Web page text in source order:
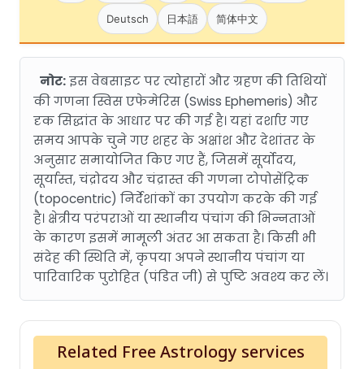
Deutsch 日本語 简体中文
नोट:इस वेबसाइट पर त्योहारों और ग्रहण की तिथियों
की गणना स्विस एफेमेरिस (Swiss Ephemeris) और
दृक सिद्धांत के आधार पर की गई है। यहां दर्शाए गए
समय आपके चुने गए शहर के अक्षांश और देशांतर के
अनुसार समायोजित किए गए हैं, जिसमें सूर्योदय,
सूर्यास्त, चंद्रोदय और चंद्रास्त की गणना टोपोसेंट्रिक
(topocentric) निर्देशांकों का उपयोग करके की गई
है। क्षेत्रीय परंपराओं या स्थानीय पंचांग की भिन्नताओं
के कारण इसमें मामूली अंतर आ सकता है। किसी भी
संदेह की स्थिति में, कृपया अपने स्थानीय पंचांग या
पारिवारिक पुरोहित (पंडित जी) से पुष्टि अवश्य कर लें।
Related Free Astrology services